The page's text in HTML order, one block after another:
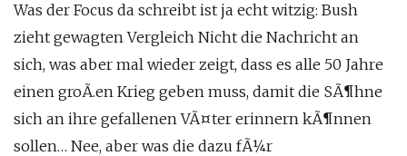
Was der Focus da schreibt ist ja echt witzig: Bush
zieht gewagten Vergleich Nicht die Nachricht an
sich, was aber mal wieder zeigt, dass es alle 50 Jahre
einen groÃ.en Krieg geben muss, damit die SÃ¶hne
sich an ihre gefallenen VÃ¤ter erinnern kÃ¶nnen
sollen… Nee, aber was die dazu fÃ¼r